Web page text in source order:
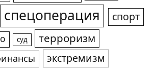
спецоперация спорт
суд терроризм
экстремизм